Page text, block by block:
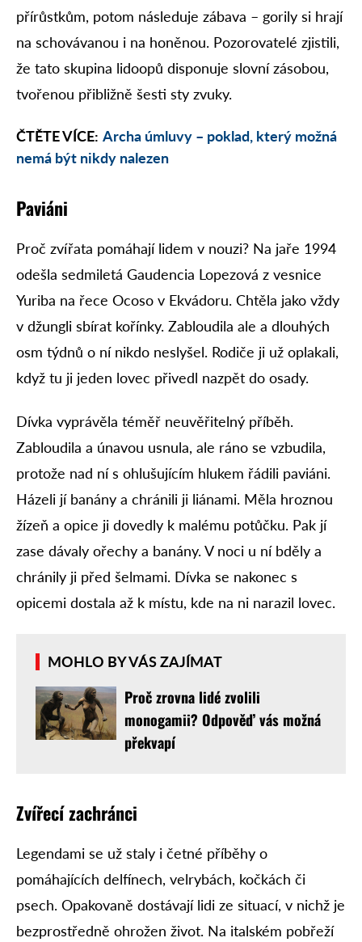
přírůstkům, potom následuje zábava – gorily si hrají
na schovávanou i na honěnou. Pozorovatelé zjistili,
že tato skupina lidoopů disponuje slovní zásobou,
tvořenou přibližně šesti sty zvuky.
ČTĚTE VÍCE: Archa úmluvy – poklad, který možná
nemá být nikdy nalezen
Paviáni
Proč zvířata pomáhají lidem v nouzi? Na jaře 1994
odešla sedmiletá Gaudencia Lopezová z vesnice
Yuriba na řece Ocoso v Ekvádoru. Chtěla jako vždy
v džungli sbírat kořínky. Zabloudila ale a dlouhých
osm týdnů o ní nikdo neslyšel. Rodiče ji už oplakali,
když tu ji jeden lovec přivedl nazpět do osady.
Dívka vyprávěla téměř neuvěřitelný příběh.
Zabloudila a únavou usnula, ale ráno se vzbudila,
protože nad ní s ohlušujícím hlukem řádili paviáni.
Házeli jí banány a chránili ji liánami. Měla hroznou
žízeň a opice ji dovedly k malému potůčku. Pak jí
zase dávaly ořechy a banány. V noci u ní bděly a
chránily ji před šelmami. Dívka se nakonec s
opicemi dostala až k místu, kde na ni narazil lovec.
MOHLO BY VÁS ZAJÍMAT
Proč zrovna lidé zvolili
monogamii? Odpověď vás možná
překvapí
Zvířecí zachránci
Legendami se už staly i četné příběhy o
pomáhajících delfínech, velrybách, kočkách či
psech. Opakovaně dostávají lidi ze situací, v nichž je
bezprostředně ohrožen život. Na italském pobřeží